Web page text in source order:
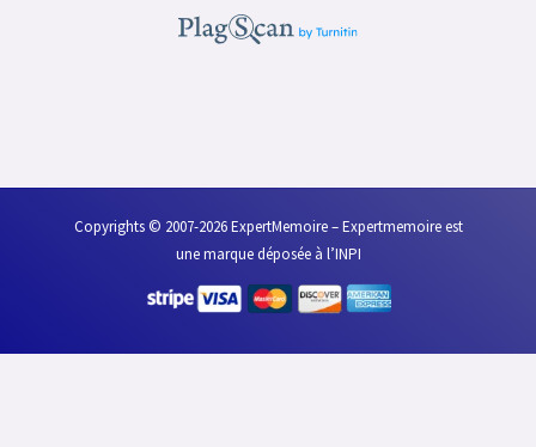
o
r
i
e
Copyrights © 2007-2026 ExpertMemoire – Expertmemoire est
une marque déposée à l’INPI